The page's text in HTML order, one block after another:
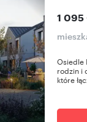
1 095
Osiedle
rodzin i
które